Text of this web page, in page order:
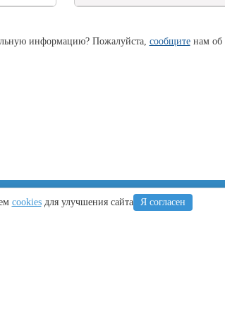
информацию? Пожалуйста, сообщитенам об
Регионы
cookiesдля улучшения сайта Я согласен